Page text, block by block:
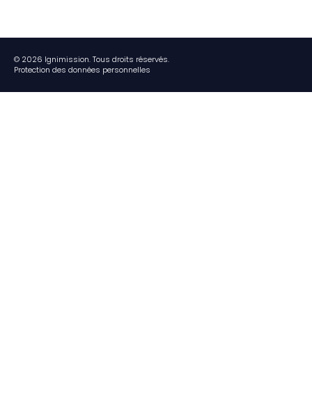
© 2026 Ignimission. Tous droits réservés.
Protection des données personnelles